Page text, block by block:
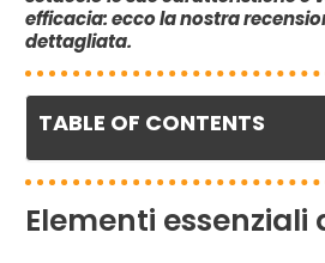
efficacia: ecco la nostra
dettagliata.
TABLE OF CONTENTS
Elementi essenziali